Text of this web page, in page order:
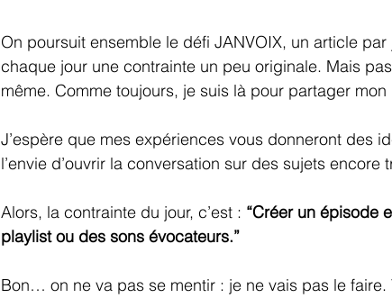
On poursuit ensemble le défi JANVOIX, un article
chaque jour une contrainte un peu originale. Mais
même. Comme toujours, je suis là pour partager
J’espère que mes expériences vous donneront des
l’envie d’ouvrir la conversation sur des sujets encore
Alors, la contrainte du jour, c’est : “Créer un épisode
playlist ou des sons évocateurs.”
Bon… on ne va pas se mentir : je ne vais pas le faire.